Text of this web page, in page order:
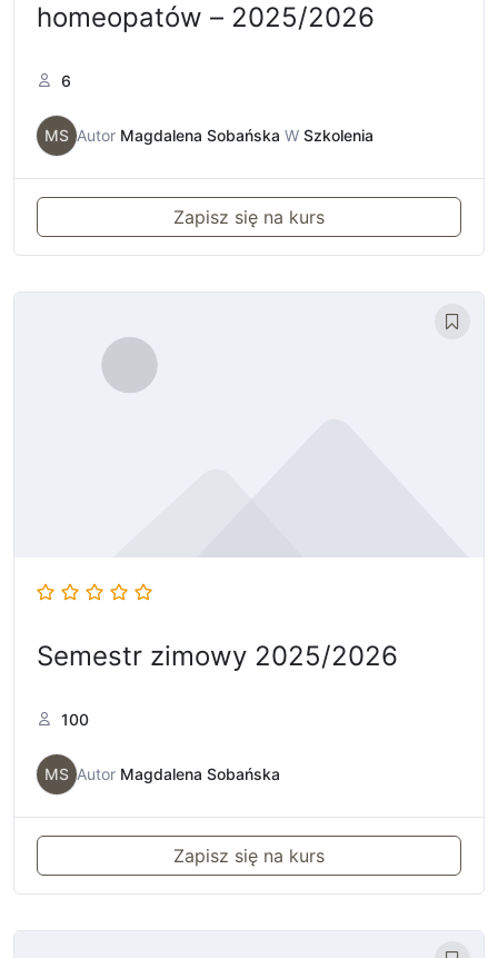
homeopatów – 2025/2026
6
MS Autor Magdalena Sobańska W Szkolenia
Zapisz się na kurs
Semestr zimowy 2025/2026
100
MS Autor Magdalena Sobańska
Zapisz się na kurs